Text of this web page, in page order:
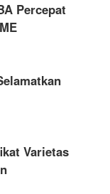
Percepat
Varietas